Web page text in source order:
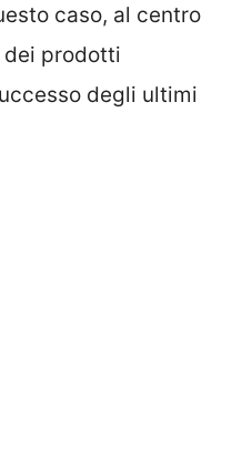
caso, al centro
dei prodotti
degli ultimi